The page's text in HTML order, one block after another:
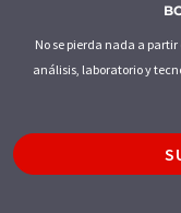
No se pierda nada a
análisis, laboratorio y